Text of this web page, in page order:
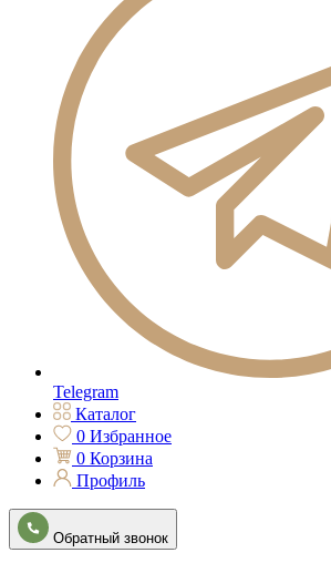
Telegram
Каталог
0 Избранное
0 Корзина
Профиль
Обратный звонок